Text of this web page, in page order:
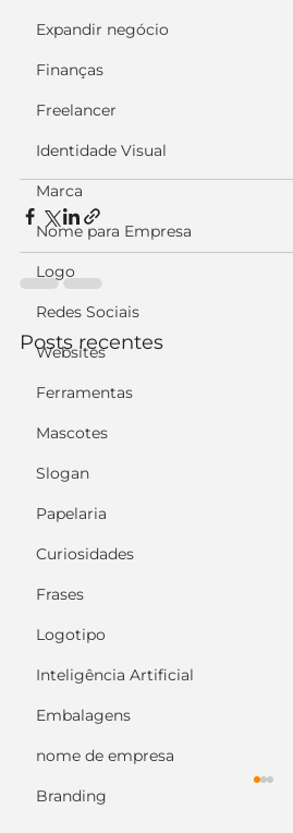
Expandir negócio
Finanças
Freelancer
Identidade Visual
Marca
Nome para Empresa
Logo
Redes Sociais
Websites
Ferramentas
Mascotes
Slogan
Papelaria
Curiosidades
Frases
Logotipo
Inteligência Artificial
Embalagens
nome de empresa
Branding
Posts recentes